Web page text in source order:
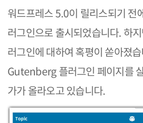
워드프레스 5.0이 릴리스되기 전
러그인으로 출시되었습니다. 하
러그인에 대하여 혹평이 쏟아졌
Gutenberg 플러그인 페이지를
가가 올라오고 있습니다.